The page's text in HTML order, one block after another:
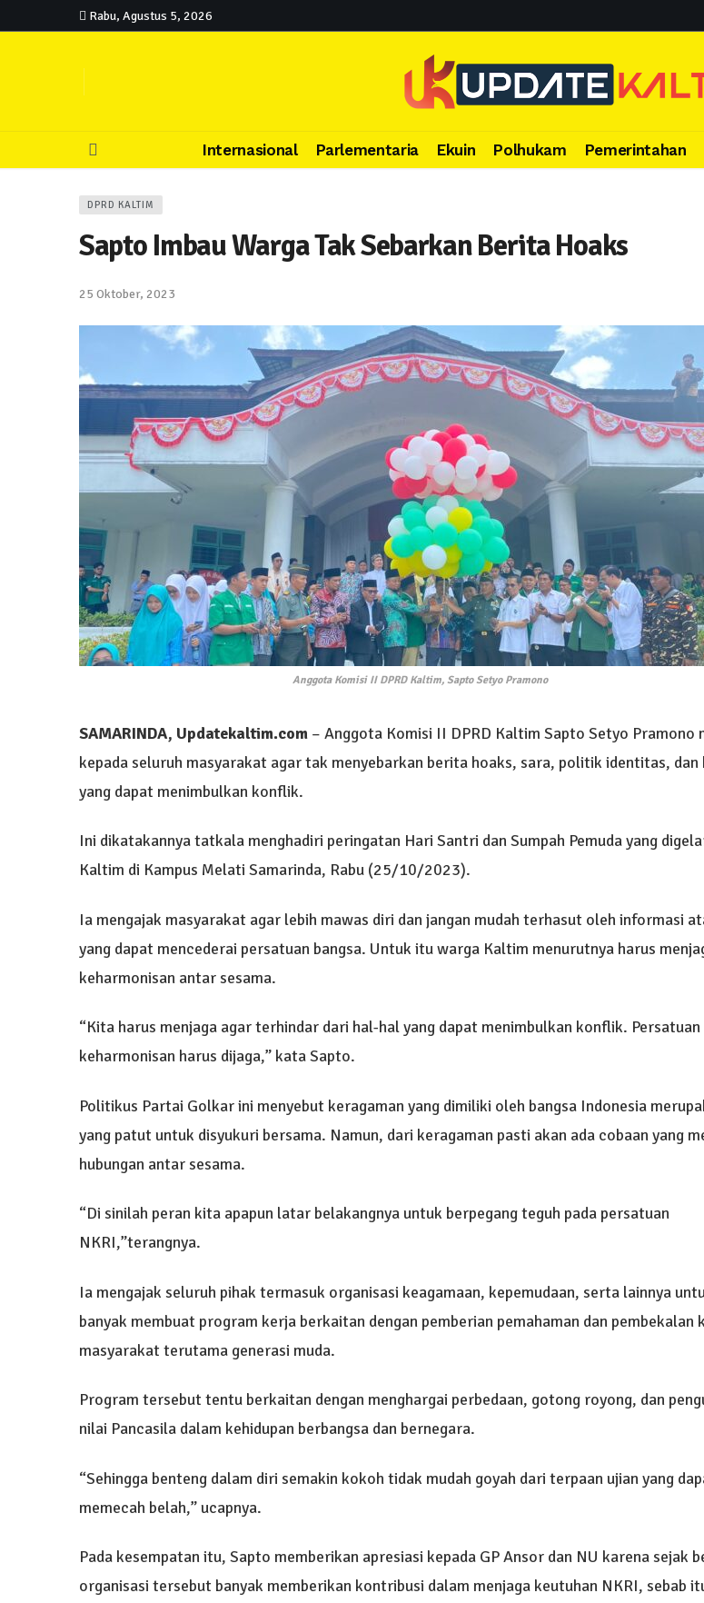
Rabu, Agustus 5, 2026
Internasional Parlementaria Ekuin Polhukam Pemerintahan
DPRD KALTIM
Sapto Imbau Warga Tak Sebarkan Berita Hoaks
25 Oktober, 2023
Anggota Komisi II DPRD Kaltim, Sapto Setyo Pramono
SAMARINDA, Updatekaltim.com – Anggota Komisi II DPRD Kaltim Sapto Setyo Pramono
kepada seluruh masyarakat agar tak menyebarkan berita hoaks, sara, politik identitas, dan
yang dapat menimbulkan konflik.
Ini dikatakannya tatkala menghadiri peringatan Hari Santri dan Sumpah Pemuda yang
Kaltim di Kampus Melati Samarinda, Rabu (25/10/2023).
Ia mengajak masyarakat agar lebih mawas diri dan jangan mudah terhasut oleh informasi
yang dapat mencederai persatuan bangsa. Untuk itu warga Kaltim menurutnya harus
keharmonisan antar sesama.
“Kita harus menjaga agar terhindar dari hal-hal yang dapat menimbulkan konflik. Persatuan
keharmonisan harus dijaga,” kata Sapto.
Politikus Partai Golkar ini menyebut keragaman yang dimiliki oleh bangsa Indonesia
yang patut untuk disyukuri bersama. Namun, dari keragaman pasti akan ada cobaan yang
hubungan antar sesama.
“Di sinilah peran kita apapun latar belakangnya untuk berpegang teguh pada persatuan
NKRI,”terangnya.
Ia mengajak seluruh pihak termasuk organisasi keagamaan, kepemudaan, serta lainnya
banyak membuat program kerja berkaitan dengan pemberian pemahaman dan pembekalan
masyarakat terutama generasi muda.
Program tersebut tentu berkaitan dengan menghargai perbedaan, gotong royong, dan
nilai Pancasila dalam kehidupan berbangsa dan bernegara.
“Sehingga benteng dalam diri semakin kokoh tidak mudah goyah dari terpaan ujian yang
memecah belah,” ucapnya.
Pada kesempatan itu, Sapto memberikan apresiasi kepada GP Ansor dan NU karena sejak
organisasi tersebut banyak memberikan kontribusi dalam menjaga keutuhan NKRI, sebab